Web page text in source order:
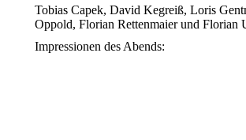
Tobias Capek, David Kegreiß, Loris
Oppold, Florian Rettenmaier und Florian
Impressionen des Abends: